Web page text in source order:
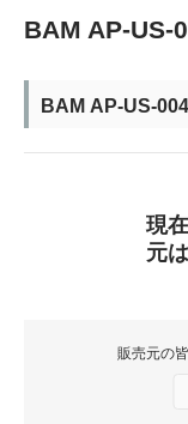
BAM AP-US-
BAM AP-US-
現
元
販売元の